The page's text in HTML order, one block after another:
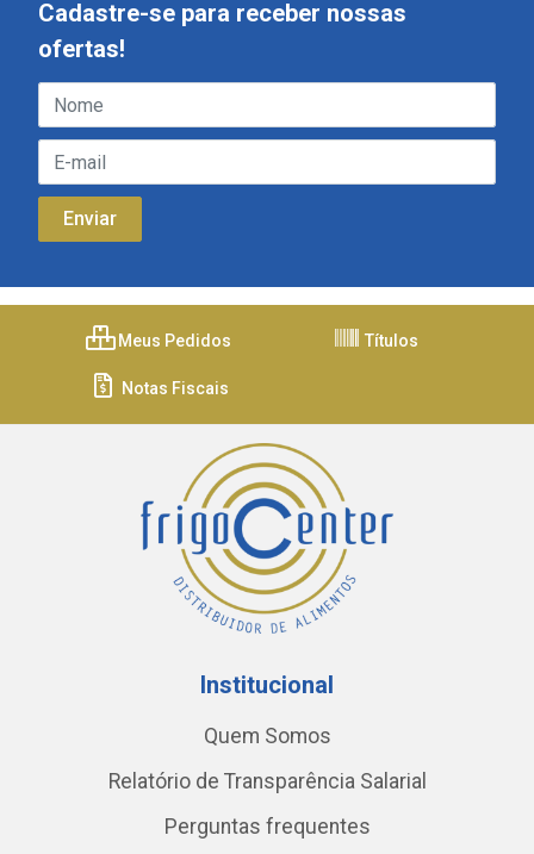
Cadastre-se para receber nossas
ofertas!
Meus Pedidos Títulos
Notas Fiscais
Institucional
Quem Somos
Relatório de Transparência Salarial
Perguntas frequentes